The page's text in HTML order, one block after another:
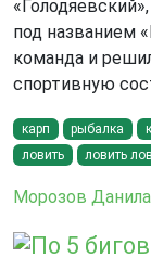
под названием
команда и
спортивную
карп рыбалка
ловить
ловить
Морозов Данила
По 5